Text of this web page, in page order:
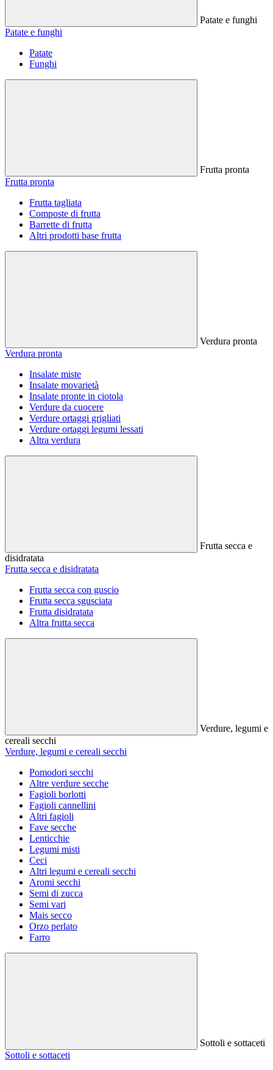
Patate e funghi
Patate e funghi
Patate
Funghi
Frutta pronta
Frutta pronta
Frutta tagliata
Composte di frutta
Barrette di frutta
Altri prodotti base frutta
Verdura pronta
Verdura pronta
Insalate miste
Insalate movarietà
Insalate pronte in ciotola
Verdure da cuocere
Verdure ortaggi grigliati
Verdure ortaggi legumi lessati
Altra verdura
Frutta secca e
disidratata
Frutta secca e disidratata
Frutta secca con guscio
Frutta secca sgusciata
Frutta disidratata
Altra frutta secca
Verdure, legumi e
cereali secchi
Verdure, legumi e cereali secchi
Pomodori secchi
Altre verdure secche
Fagioli borlotti
Fagioli cannellini
Altri fagioli
Fave secche
Lenticchie
Legumi misti
Ceci
Altri legumi e cereali secchi
Aromi secchi
Semi di zucca
Semi vari
Mais secco
Orzo perlato
Farro
Sottoli e sottaceti
Sottoli e sottaceti